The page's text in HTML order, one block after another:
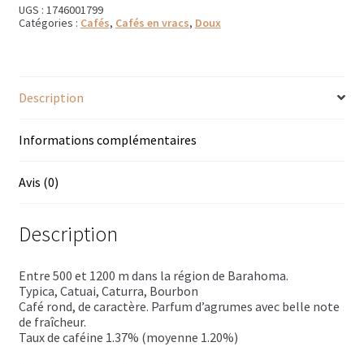
Trousses de toilette
Rhums arrangés
Vodkas
Boutique du Grenier de Marie et Anaïs
Cafés aromatisés
Calendriers de l’Avent
UGS : 1746001799
Catégories : Cafés, Cafés en vracs, Doux
Description
Informations complémentaires
Avis (0)
Description
Entre 500 et 1200 m dans la région de Barahoma.
Typica, Catuai, Caturra, Bourbon
Café rond, de caractère. Parfum d’agrumes avec belle note
de fraîcheur.
Taux de caféine 1.37% (moyenne 1.20%)